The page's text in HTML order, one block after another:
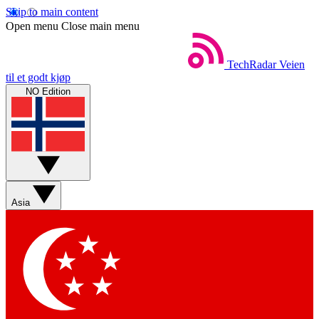
Skip to main content
Open menu Close main menu
TechRadar Veien
til et godt kjøp
NO Edition
Asia